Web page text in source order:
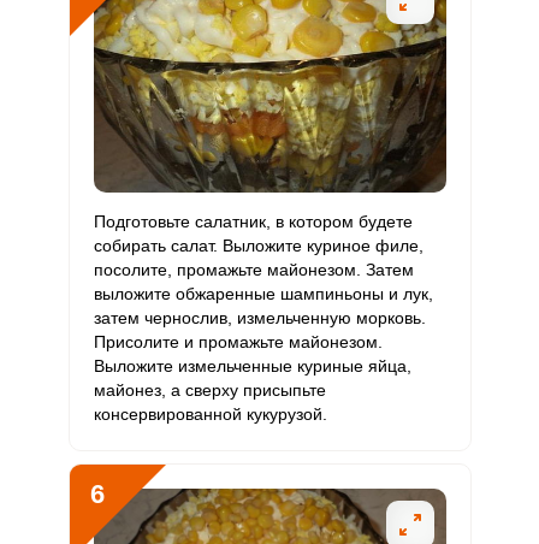
Подготовьте салатник, в котором будете
собирать салат. Выложите куриное филе,
посолите, промажьте майонезом. Затем
выложите обжаренные шампиньоны и лук,
затем чернослив, измельченную морковь.
Присолите и промажьте майонезом.
Выложите измельченные куриные яйца,
майонез, а сверху присыпьте
консервированной кукурузой.
6